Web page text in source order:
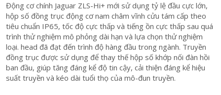
Động cơ chính Jaguar ZLS-Hi+ mới sử dụng tỷ lệ đầu cực lớn,
hộp số đồng trục động cơ nam châm vĩnh cửu tám cấp theo
tiêu chuẩn IP65, tốc độ cực thấp và tiếng ồn cực thấp sau quá
trình thử nghiệm mô phỏng dài hạn và lựa chọn thử nghiệm
loại. head đã đạt đến trình độ hàng đầu trong ngành. Truyền
đồng trục được sử dụng để thay thế hộp số khớp nối đàn hồi
ban đầu, giúp tăng đáng kể độ tin cậy, cải thiện đáng kể hiệu
suất truyền và kéo dài tuổi thọ của mô-đun truyền.